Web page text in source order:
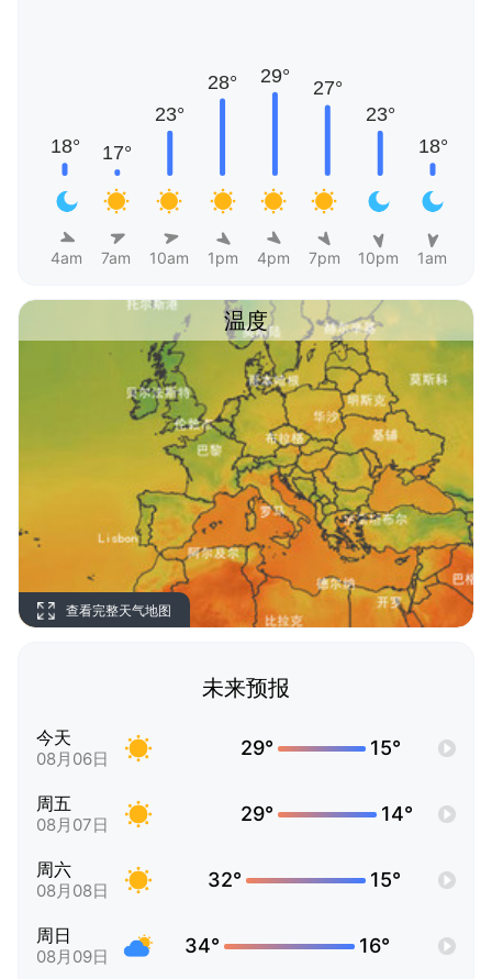
4am 7am 10am 1pm 4pm 7pm 10pm 1am
温度
查看完整天气地图
未来预报
今天
08月06日 29° 15°
周五
08月07日 29° 14°
周六
08月08日 32° 15°
周日
08月09日 34° 16°